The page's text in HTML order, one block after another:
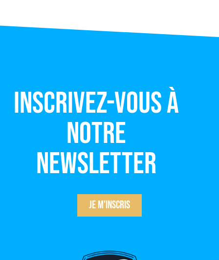
Inscrivez-vous à
notre
newsletter
Je m'inscris